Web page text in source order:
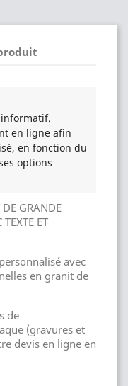
en ligne afin
en fonction du
options
GRANDE
ET
avec
en granit de
de
(gravures et
devis en ligne en